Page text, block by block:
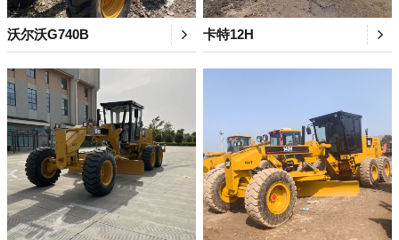
沃尔沃G740B 卡特12H